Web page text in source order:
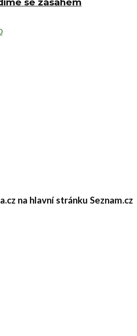
na hlavní stránku Seznam.cz